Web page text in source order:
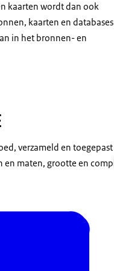
kaarten wordt dan ook
kaarten en
in het bronnen- en
zwart wit computerscherm
verzameld en
en maten, grootte en